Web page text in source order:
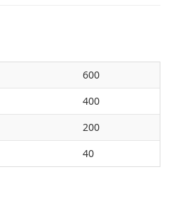
600
400
200
40